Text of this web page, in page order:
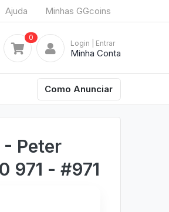
Ajuda Minhas GGcoins
0
Login | Entrar
Minha Conta
Como Anunciar
- Peter
971 - #971